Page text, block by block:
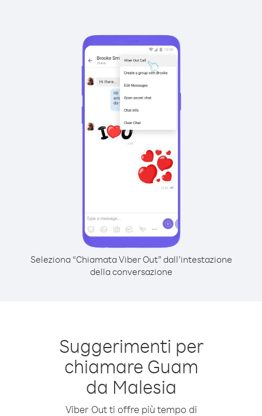
Seleziona “Chiamata Viber Out” dall’intestazione
della conversazione
Suggerimenti per
chiamare Guam
da Malesia
Viber Out ti offre più tempo di